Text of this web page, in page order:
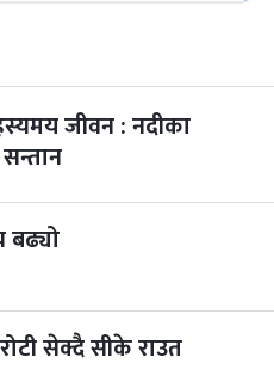
७ महिना बाँकी
जीवन : नदीका
बढ्यो
सेक्दै सीके राउत